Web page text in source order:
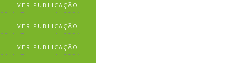
VER PUBLICAÇÃO
09 de Fevereiro de 2024
VER PUBLICAÇÃO
08 de Fevereiro de 2024
VER PUBLICAÇÃO
01 de Fevereiro de 2024